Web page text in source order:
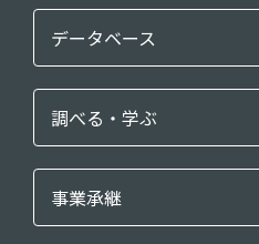
データベース
調べる・学ぶ
事業承継